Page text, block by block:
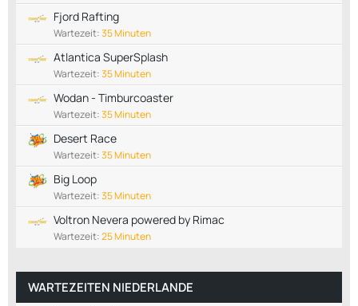
Fjord Rafting
Wartezeit:35 Minuten
Atlantica SuperSplash
Wartezeit:35 Minuten
Wodan - Timburcoaster
Wartezeit:35 Minuten
Desert Race
Wartezeit:35 Minuten
Big Loop
Wartezeit:35 Minuten
Voltron Nevera powered by Rimac
Wartezeit:25 Minuten
WARTEZEITEN NIEDERLANDE